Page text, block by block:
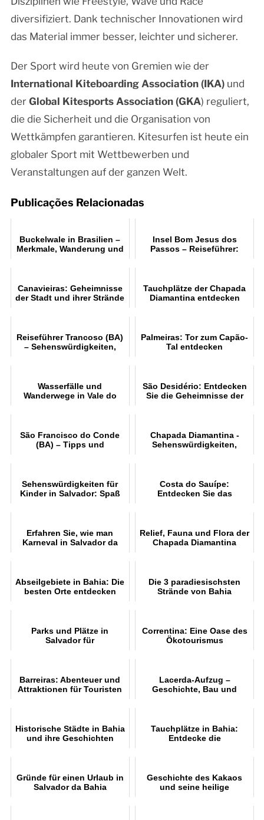
diversifiziert. Dank technischer Innovationen wird
das Material immer besser, leichter und sicherer.
Der Sport wird heute von Gremien wie der
International Kiteboarding Association (IKA)und
der Global Kitesports Association (GKA) reguliert,
die die Sicherheit und die Organisation von
Wettkämpfen garantieren. Kitesurfen ist heute ein
globaler Sport mit Wettbewerben und
Veranstaltungen auf der ganzen Welt.
Publicações Relacionadas
Buckelwale in Brasilien –
Merkmale, Wanderung und
Insel Bom Jesus dos
Passos – Reiseführer:
Canavieiras: Geheimnisse
der Stadt und ihrer Strände
Tauchplätze der Chapada
Diamantina entdecken
Reiseführer Trancoso (BA)
– Sehenswürdigkeiten,
Palmeiras: Tor zum Capão-
Tal entdecken
Wasserfälle und
Wanderwege in Vale do
São Desidério: Entdecken
Sie die Geheimnisse der
São Francisco do Conde
(BA) – Tipps und
Chapada Diamantina -
Sehenswürdigkeiten,
Sehenswürdigkeiten für
Kinder in Salvador: Spaß
Costa do Sauípe:
Entdecken Sie das
Erfahren Sie, wie man
Karneval in Salvador da
Relief, Fauna und Flora der
Chapada Diamantina
Abseilgebiete in Bahia: Die
besten Orte entdecken
Die 3 paradiesischsten
Strände von Bahia
Parks und Plätze in
Salvador für
Correntina: Eine Oase des
Ökotourismus
Barreiras: Abenteuer und
Attraktionen für Touristen
Lacerda-Aufzug –
Geschichte, Bau und
Historische Städte in Bahia
und ihre Geschichten
Tauchplätze in Bahia:
Entdecke die
Gründe für einen Urlaub in
Salvador da Bahia
Geschichte des Kakaos
und seine heilige